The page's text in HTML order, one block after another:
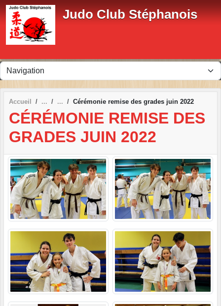
Judo Club Stéphanois
Accueil Cérémonie remise des grades juin 2022
CÉRÉMONIE REMISE DES
GRADES JUIN 2022
Panneau de gestion des cookies